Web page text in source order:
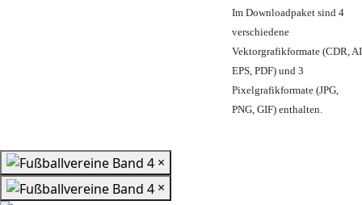
Im Downloadpaket sind 4
verschiedene
Vektorgrafikformate (CDR, AI
EPS, PDF) und 3
Pixelgrafikformate (JPG,
PNG, GIF) enthalten.
×
×